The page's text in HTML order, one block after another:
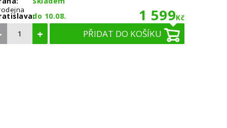
do 10.08. 1 599Kč
+ PŘIDAT DO KOŠÍKU